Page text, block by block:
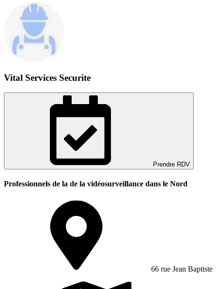
Vital Services Securite
Prendre RDV
Professionnels de la de la vidéosurveillance dans le Nord
66 rue Jean Baptiste